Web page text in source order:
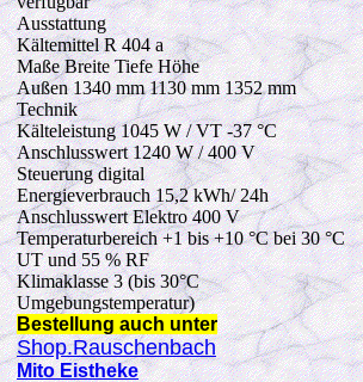
Ausstattung
Kältemittel R 404 a
Maße Breite Tiefe Höhe
Außen 1340 mm 1130 mm 1352 mm
Technik
Kälteleistung 1045 W / VT -37 °C
Anschlusswert 1240 W / 400 V
Steuerung digital
Energieverbrauch 15,2 kWh/ 24h
Anschlusswert Elektro 400 V
Temperaturbereich +1 bis +10 °C bei 30 °C
UT und 55 % RF
Klimaklasse 3 (bis 30°C
Umgebungstemperatur)
Bestellung auch unter
Shop.Rauschenbach
Mito Eistheke